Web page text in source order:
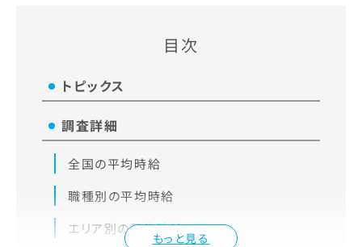
目次
もっと見る
トピックス
調査詳細
全国の平均時給
職種別の平均時給
エリア別の平均時給